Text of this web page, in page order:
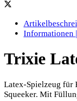
Informationen
Trixie
Latex-Spielzeug für
Squeeker. Mit